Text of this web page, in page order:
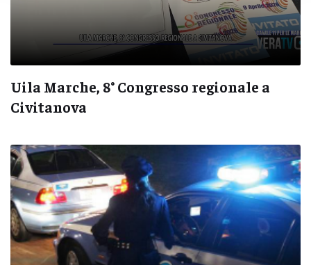
Uila Marche, 8° Congresso regionale a
Civitanova